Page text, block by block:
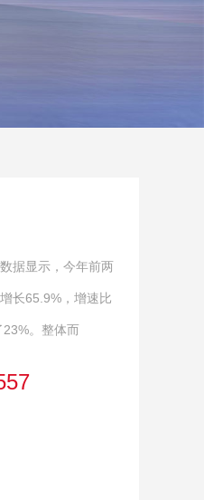
据显示，今年前两
长65.9%，增速比
。整体而